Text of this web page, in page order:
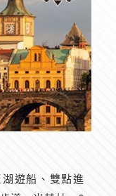
遊船、雙點進